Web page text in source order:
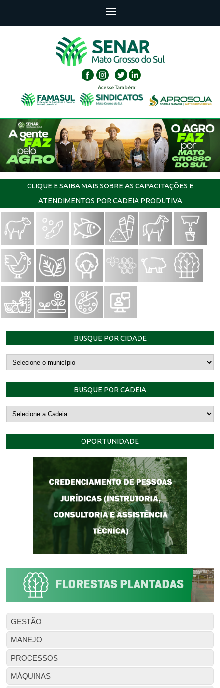
Acesse Também:
CLIQUE E SAIBA MAIS SOBRE AS CAPACITAÇÕES E
ATENDIMENTOS POR CADEIA PRODUTIVA
BUSQUE POR CIDADE
BUSQUE POR CADEIA
OPORTUNIDADE
GESTÃO
MANEJO
PROCESSOS
MÁQUINAS